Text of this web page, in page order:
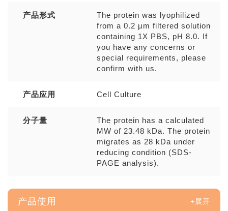
产品形式
The protein was lyophilized
from a 0.2 µm filtered solution
containing 1X PBS, pH 8.0. If
you have any concerns or
special requirements, please
confirm with us.
产品应用 Cell Culture
分子量
The protein has a calculated
MW of 23.48 kDa. The protein
migrates as 28 kDa under
reducing condition (SDS-
PAGE analysis).
产品使用